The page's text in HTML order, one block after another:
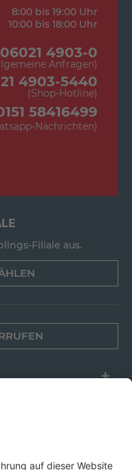
8:00 bis 19:00 Uhr
10:00 bis 18:00 Uhr
06021 4903-0
Anfragen)
4903-5440
(Shop-Hotline)
58416499
Nachrichten)
Filiale aus.